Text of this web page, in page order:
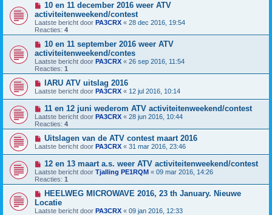
10 en 11 december 2016 weer ATV
activiteitenweekend/contest
Laatste bericht door PA3CRX « 28 dec 2016, 19:54
Reacties: 4
10 en 11 september 2016 weer ATV
activiteitenweekend/contes
Laatste bericht door PA3CRX « 26 sep 2016, 11:54
Reacties: 1
IARU ATV uitslag 2016
Laatste bericht door PA3CRX « 12 jul 2016, 10:14
11 en 12 juni wederom ATV activiteitenweekend/contest
Laatste bericht door PA3CRX « 28 jun 2016, 10:44
Reacties: 4
Uitslagen van de ATV contest maart 2016
Laatste bericht door PA3CRX « 31 mar 2016, 23:46
12 en 13 maart a.s. weer ATV activiteitenweekend/contest
Laatste bericht door Tjalling PE1RQM « 09 mar 2016, 14:26
Reacties: 1
HEELWEG MICROWAVE 2016, 23 th January. Nieuwe
Locatie
Laatste bericht door PA3CRX « 09 jan 2016, 12:33